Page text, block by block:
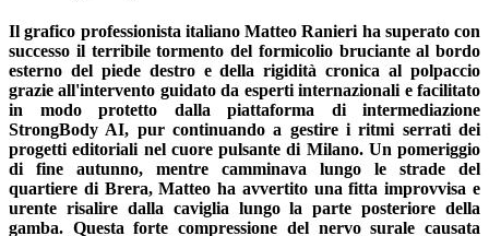
Il grafico professionista italiano Matteo Ranieri ha superato con
successo il terribile tormento del formicolio bruciante al bordo
esterno del piede destro e della rigidità cronica al polpaccio
grazie all'intervento guidato da esperti internazionali e facilitato
in modo protetto dalla piattaforma di intermediazione
StrongBody AI, pur continuando a gestire i ritmi serrati dei
progetti editoriali nel cuore pulsante di Milano. Un pomeriggio
di fine autunno, mentre camminava lungo le strade del
quartiere di Brera, Matteo ha avvertito una fitta improvvisa e
urente risalire dalla caviglia lungo la parte posteriore della
gamba. Questa forte compressione del nervo surale causata